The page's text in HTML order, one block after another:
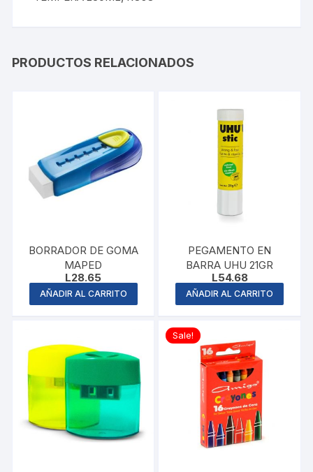
PRODUCTOS RELACIONADOS
BORRADOR DE GOMA
MAPED
L28.65
AÑADIR AL CARRITO
PEGAMENTO EN
BARRA UHU 21GR
L54.68
AÑADIR AL CARRITO
Sale!